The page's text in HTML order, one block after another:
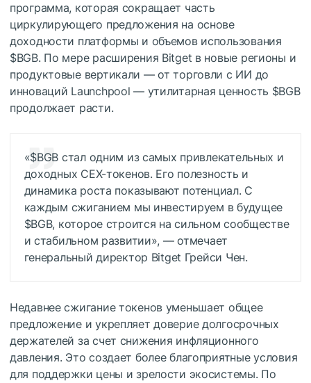
программа, которая сокращает часть
циркулирующего предложения на основе
доходности платформы и объемов использования
$BGB. По мере расширения Bitget в новые регионы и
продуктовые вертикали — от торговли с ИИ до
инноваций Launchpool — утилитарная ценность $BGB
продолжает расти.
«$BGB стал одним из самых привлекательных и
доходных CEX-токенов. Его полезность и
динамика роста показывают потенциал. С
каждым сжиганием мы инвестируем в будущее
$BGB, которое строится на сильном сообществе
и стабильном развитии», — отмечает
генеральный директор Bitget Грейси Чен.
Недавнее сжигание токенов уменьшает общее
предложение и укрепляет доверие долгосрочных
держателей за счет снижения инфляционного
давления. Это создает более благоприятные условия
для поддержки цены и зрелости экосистемы. По